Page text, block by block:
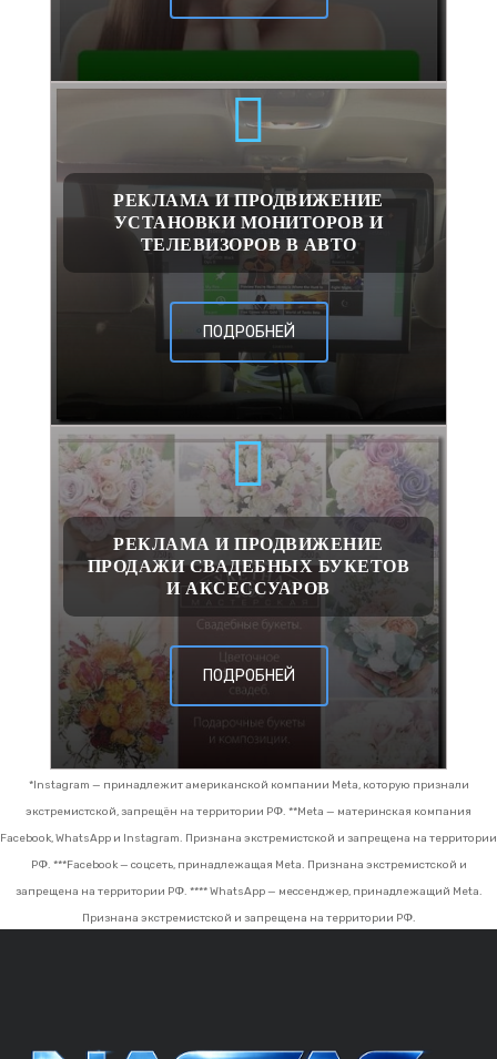
РЕКЛАМА И ПРОДВИЖЕНИЕ
УСТАНОВКИ МОНИТОРОВ И
ТЕЛЕВИЗОРОВ В АВТО
ПОДРОБНЕЙ
РЕКЛАМА И ПРОДВИЖЕНИЕ
ПРОДАЖИ СВАДЕБНЫХ БУКЕТОВ
И АКСЕССУАРОВ
ПОДРОБНЕЙ
*Instagram — принадлежит американской компании Meta, которую признали
экстремистской, запрещён на территории РФ. **Meta — материнская компания
Facebook, WhatsApp и Instagram. Признана экстремистской и запрещена на территории
РФ. ***Facebook — соцсеть, принадлежащая Meta. Признана экстремистской и
запрещена на территории РФ. **** WhatsApp — мессенджер, принадлежащий Meta.
Признана экстремистской и запрещена на территории РФ.